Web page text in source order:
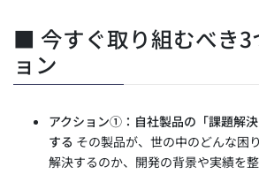
■ 今すぐ取り組むべき3
ョン
アクション①：自社製品の「課題解
する その製品が、世の中のどんな困
解決するのか、開発の背景や実績を